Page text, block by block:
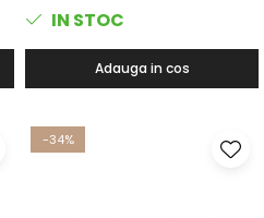
IN STOC
Adauga in cos
-34%